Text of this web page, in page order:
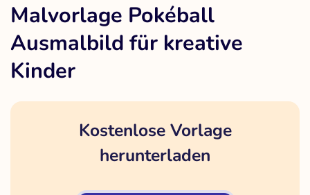
Malvorlage Pokéball
Ausmalbild für kreative
Kinder
Kostenlose Vorlage
herunterladen